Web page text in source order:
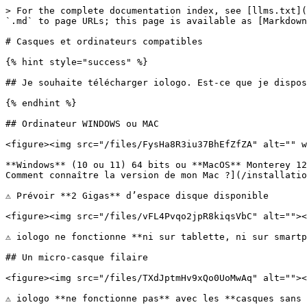
> For the complete documentation index, see [llms.txt](https://documentation.iologo.io/llms.txt). Markdown versions of documentation pages are available by appending `.md` to page URLs; this page is available as [Markdown](https://documentation.iologo.io/installation-de-iologo/casques-et-ordinateurs-compatibles.md).

# Casques et ordinateurs compatibles

{% hint style="success" %}

## Je souhaite télécharger iologo. Est-ce que je dispose du matériel nécessaire **?**

{% endhint %}

## Ordinateur WINDOWS ou MAC

<figure><img src="/files/FysHa8R3iu37BhEfZfZA" alt="" width="125"><figcaption></figcaption></figure>

**Windows** (10 ou 11) 64 bits ou **MacOS** Monterey 12 minimum[\
Comment connaître la version de mon Mac ?](/installation-de-iologo/version-macos.md)

⚠ Prévoir **2 Gigas** d’espace disque disponible

<figure><img src="/files/vFL4Pvqo2jpR8kiqsVbC" alt=""><figcaption></figcaption></figure>

⚠ iologo ne fonctionne **ni sur tablette, ni sur smartphone.**&#x20;

## Un micro-casque filaire

<figure><img src="/files/TXdJptmHv9xQo0UoMwAq" alt=""><figcaption></figcaption></figure>

⚠ iologo **ne fonctionne pas** avec les **casques sans fil** (si vous souhaitez, [explication ici](/installation-de-iologo/micro-casques-sans-fil.md))

Au démarrage de iologo vous serez invité à tester votre micro-casque pour vérifier sa compatibilité.\
Si vous n'en possédez pas, voici une sélection de micros-casques **simple jack 3,5 mm** compatibles avec une bonne utilisation de iologo :<br>

**Epos PC 5** : ce micro-casque d’excellente qualité convient parfaitement pour tout âge.\ <mark style="color:green;">Avantage : son prix et sa légèreté.</mark>\ <mark style="color:red;">Inconvénient : n’isole pas des bruits extérieurs (à utiliser dans un environnement calme).</mark>\
\&#xNAN;*Lien vers des sites marchands :* [*Fnac*](https://www.fnac.com/Micro-casque-Sennheiser-5-Chat-pour-PC-Noir/a14995968/w-4) *;* [*Amazon*](https://www.amazon.fr/gp/product/B09FPCNLQG/ref=ppx_yo_dt_b_asin_image_o00_s00?ie=UTF8\&psc=1)*.*

**Jabra Evolve 30** **UC** : il est d’excellente qualité et très confortable. Il s’adapte très bien à tous les âges.\ <mark style="color:green;">Avantage : confortable et léger.</mark>\ <mark style="color:red;">Inconvénient : n’isole pas des bruits extérieurs (à utiliser dans un environnement calme).</mark>\
\&#xNAN;*Lien vers des sites marchands :* [*CDiscount*](https://www.cdiscount.com/informatique/clavier-souris-webcam/jabra-evolve-30-ii-jack-duo/f-1070219-auc5706991020465.html?idOffre=3323661969#mpos=0%7Cmp)*,* [*Amazon*](https://www.amazon.fr/Jabra-Evolve-30-II-Stereo/dp/B06WGMCGMB/ref=sr_1_7?crid=3L5VIDRWXEWHK\&dib=eyJ2IjoiMSJ9.8iL0lV4q4QYsSmTl_X-hmykoL1lQ7zy543WdJO9915CE0zIZSSDt_IWSQLMeNG5YnuigkJaP9mqLwHxXgh6-kNTh7k5Hth2P22TXIQdgvtVC6MbxYYADdmzvQ2ji4ys8y5msJgb7AENIa2Dm5oqlMMXdqYMXzCiOJ0T-8ljOJamlaLFXhhGuC_QlPZCvoVUv8JRL9VpCEmI78-DNVqstqiHphFwAWzmcvHltaruRHMI_BdYs3xpa3ckqYxiAe2l44GeDL82VfYTBqwjF25csVVT6nO-vE3WayC5Qw6OdPp0.yLTFCpDf27TLGYXcQ5dyLuKDh9TXgf-No_iKtFNoEuM\&dib_tag=se\&keywords=Jabra%2BEvolve%2B30\&qid=1749721882\&sprefix=jabra%2Bevolve%2B30%2Caps%2C114\&sr=8-7\&th=1)*.*

**Logitech G332-G432** : également de très bonne qualité, il convient mieux aux enfants plus grands et aux adultes.\ <mark style="color:green;">Avantage : sa robustesse ; ses oreillettes englobent parfaitement l’oreille et isolent des bruits